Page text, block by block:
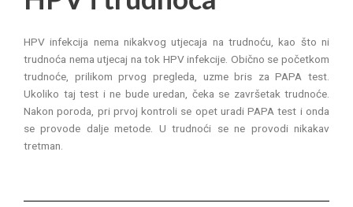
HPV infekcija nema nikakvog utjecaja na trudnoću, kao što ni
trudnoća nema utjecaj na tok HPV infekcije. Obično se početkom
trudnoće, prilikom prvog pregleda, uzme bris za PAPA test.
Ukoliko taj test i ne bude uredan, čeka se završetak trudnoće.
Nakon poroda, pri prvoj kontroli se opet uradi PAPA test i onda
se provode dalje metode. U trudnoći se ne provodi nikakav
tretman.